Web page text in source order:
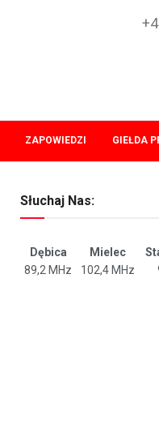
ZAPOWIEDZI GIEŁDA
Słuchaj Nas:
Dębica Mielec
89,2 MHz
102,4 MHz